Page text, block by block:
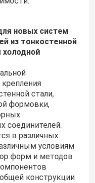
новых систем
из тонкостенной
холодной
стали,
формовки,
соединителей.
в различных
условиям
форм и методов
конструкции